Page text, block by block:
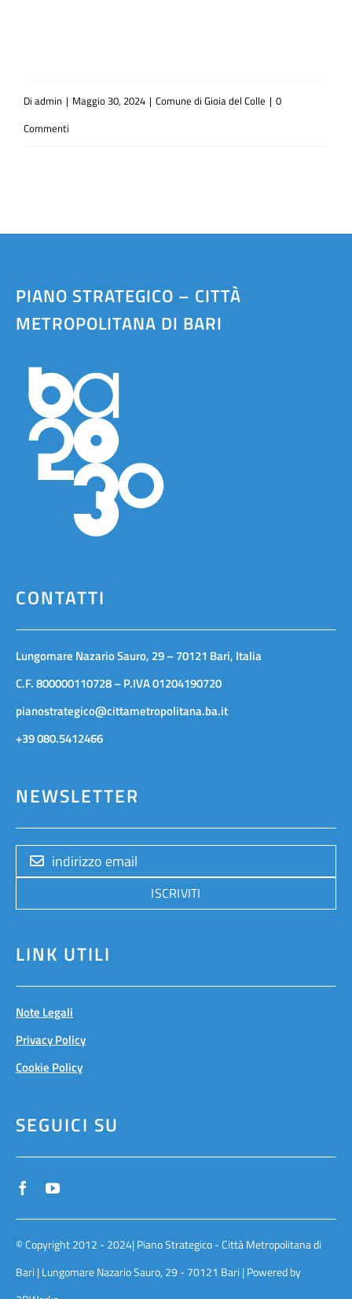
Di admin | Maggio 30, 2024 | Comune di Gioia del Colle | 0
Commenti
PIANO STRATEGICO – CITTÀ
METROPOLITANA DI BARI
CONTATTI
Lungomare Nazario Sauro, 29 – 70121 Bari, Italia
C.F. 800000110728 – P.IVA 01204190720
pianostrategico@cittametropolitana.ba.it
+39 080.5412466
NEWSLETTER
ISCRIVITI
LINK UTILI
Note Legali
Privacy Policy
Cookie Policy
SEGUICI SU
© Copyright 2012 - 2024| Piano Strategico - Città Metropolitana di
Bari | Lungomare Nazario Sauro, 29 - 70121 Bari | Powered by